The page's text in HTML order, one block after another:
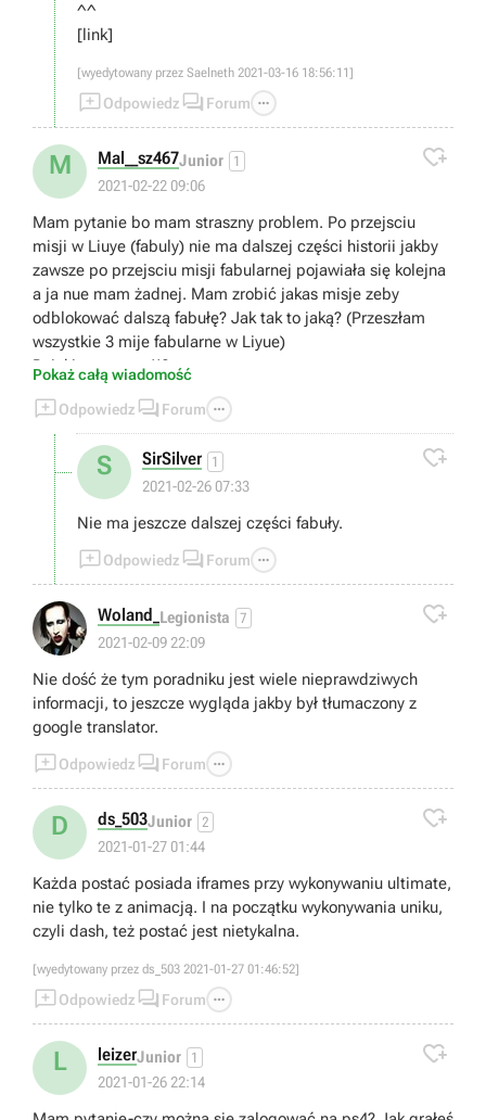
^^
[link]
[wyedytowany przez Saelneth 2021-03-16 18:56:11]
Odpowiedz  Forum 
M Mal__sz467Junior 1
2021-02-22 09:06

Mam pytanie bo mam straszny problem. Po przejsciu
misji w Liuye (fabuly) nie ma dalszej części historii jakby
zawsze po przejsciu misji fabularnej pojawiała się kolejna
a ja nue mam żadnej. Mam zrobić jakas misje zeby
odblokować dalszą fabułę? Jak tak to jaką? (Przeszłam
wszystkie 3 mije fabularne w Liyue)
Dzięki za pomoc!!?
Pokaż całą wiadomość
Odpowiedz  Forum 
S SirSilver 1
2021-02-26 07:33

Nie ma jeszcze dalszej części fabuły.
Odpowiedz  Forum 
Woland_ Legionista 7
2021-02-09 22:09

Nie dość że tym poradniku jest wiele nieprawdziwych
informacji, to jeszcze wygląda jakby był tłumaczony z
google translator.
Odpowiedz  Forum 
D ds_503Junior 2
2021-01-27 01:44

Każda postać posiada iframes przy wykonywaniu ultimate,
nie tylko te z animacją. I na początku wykonywania uniku,
czyli dash, też postać jest nietykalna.
[wyedytowany przez ds_503 2021-01-27 01:46:52]
Odpowiedz  Forum 
L leizerJunior 1
2021-01-26 22:14
